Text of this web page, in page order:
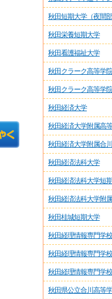
秋田短期大学（夜間
秋田栄養短期大学
秋田看護福祉大学
秋田クラーク高等学
秋田クラーク高等学
秋田経済大学
秋田経済大学附属高
秋田経済大学附属合
秋田経済法科大学
秋田経済法科大学短
秋田経済法科大学附
秋田桂城短期大学
秋田経理情報専門学校
秋田経理情報専門学
秋田経理情報専門学
秋田県公立合川高等